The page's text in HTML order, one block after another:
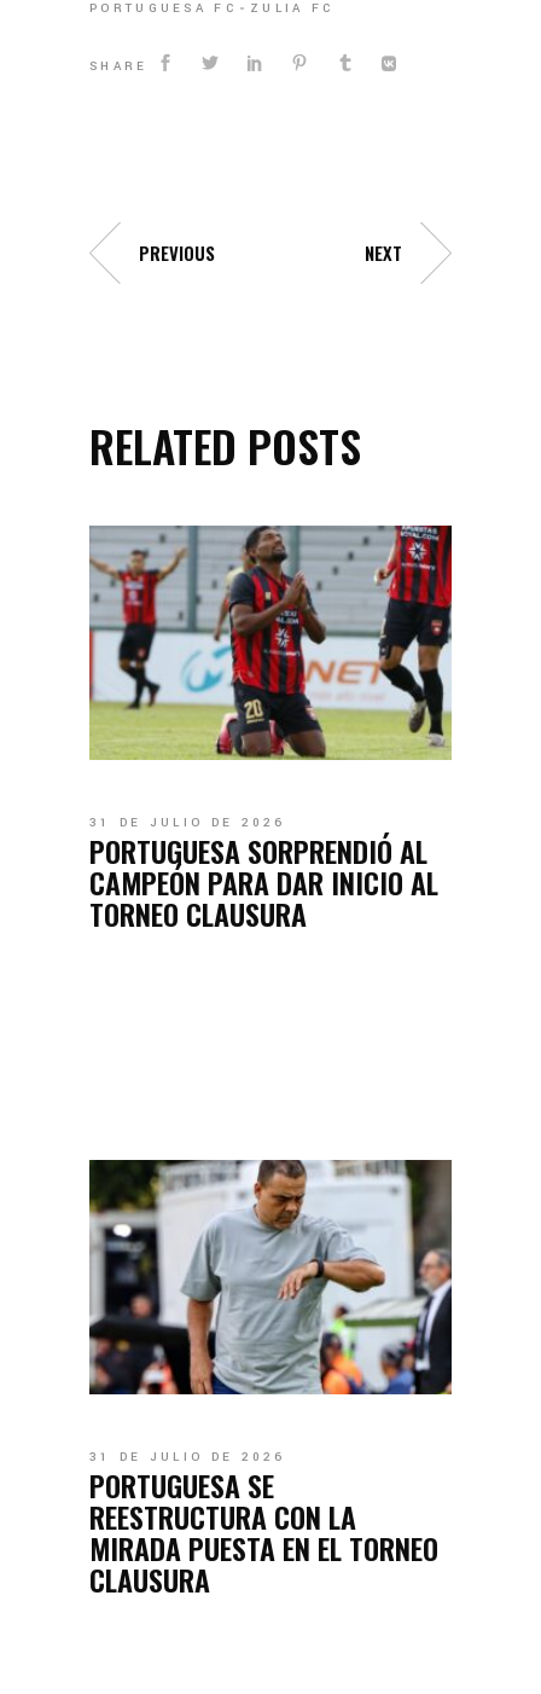
PORTUGUESA FC ZULIA FC
SHARE
PREVIOUS NEXT
RELATED POSTS
31 DE JULIO DE 2026
PORTUGUESA SORPRENDIÓ AL
CAMPEÓN PARA DAR INICIO AL
TORNEO CLAUSURA
31 DE JULIO DE 2026
PORTUGUESA SE
REESTRUCTURA CON LA
MIRADA PUESTA EN EL TORNEO
CLAUSURA